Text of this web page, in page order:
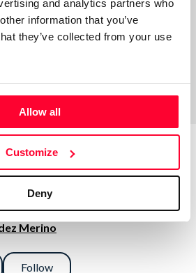
and analytics partners who
information that you’ve
they’ve collected from your use
Allow all
Customize
Deny
creator
Merino
Follow